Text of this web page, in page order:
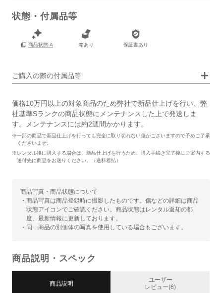
状態・付属品等
商品状態:A 箱あり 保証書あり
ご購入の際の付属品等
価格10万円以上の対象商品のため弊社で新品仕上げを行い、弊
社基準Sランクの商品状態にメンテナンスした上で発送しま
す。メンテナンスには約2週間かかります。
※一部の商品で新品仕上げを行っても完全に取り切れない傷がございますので予めご了承
くださいませ。
※レンタル後に購入する場合は、新品仕上げを行うため、購入手続き完了後にご案内する
送付先に商品をお送りください。（送料着払）
商品写真・商品状態について
・商品写真は商品登録時に撮影したものです。傷などの詳細は商品
状態アイコンでご確認ください。商品状態はレンタル返却の都
度、最新情報に更新しております。
・同一商品の別個体の写真を使用している場合もございます。
商品説明・スペック
商品説明
ユーザー
レビュー(6)